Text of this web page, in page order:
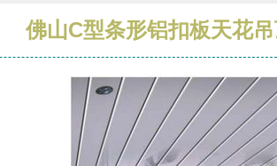
佛山C型条形铝扣板天花